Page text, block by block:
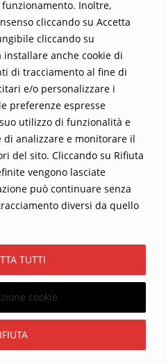
Inoltre,
cliccando su Accetta
cliccando su
installare anche cookie di
di tracciamento al fine di
e/o personalizzare i
preferenze espresse
utilizzo di funzionalità e
di analizzare e monitorare il
del sito. Cliccando su Rifiuta
vengono lasciate
può continuare senza
diversi da quello
cookie
TUTTI
la debole immagine di
sulla Luna
UTC, l’umanità
che sarebbe rimasto
storia: il modulo
la superficie della Luna.
pronti a scrivere una
delle imprese umane: Neil
Nel frattempo, Michael
dell’equipaggio, vegliava
palco! Li avrò sorpresi? Non
da quante persone
l’incontro, direi proprio di
catturato dal telescopio